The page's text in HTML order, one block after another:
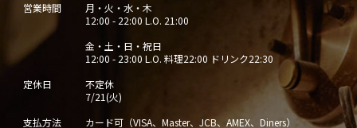
営業時間
月・火・水・木
12:00 - 22:00 L.O. 21:00
金・土・日・祝日
12:00 - 23:00 L.O. 料理22:00 ドリンク22:30
定休日
不定休
7/21(火)
支払方法
カード可（VISA、Master、JCB、AMEX、Diners）